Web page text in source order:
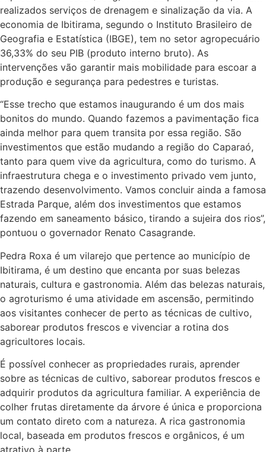
realizados serviços de drenagem e sinalização da via. A
economia de Ibitirama, segundo o Instituto Brasileiro de
Geografia e Estatística (IBGE), tem no setor agropecuário
36,33% do seu PIB (produto interno bruto). As
intervenções vão garantir mais mobilidade para escoar a
produção e segurança para pedestres e turistas.
“Esse trecho que estamos inaugurando é um dos mais
bonitos do mundo. Quando fazemos a pavimentação fica
ainda melhor para quem transita por essa região. São
investimentos que estão mudando a região do Caparaó,
tanto para quem vive da agricultura, como do turismo. A
infraestrutura chega e o investimento privado vem junto,
trazendo desenvolvimento. Vamos concluir ainda a famosa
Estrada Parque, além dos investimentos que estamos
fazendo em saneamento básico, tirando a sujeira dos rios”,
pontuou o governador Renato Casagrande.
Pedra Roxa é um vilarejo que pertence ao município de
Ibitirama, é um destino que encanta por suas belezas
naturais, cultura e gastronomia. Além das belezas naturais,
o agroturismo é uma atividade em ascensão, permitindo
aos visitantes conhecer de perto as técnicas de cultivo,
saborear produtos frescos e vivenciar a rotina dos
agricultores locais.
É possível conhecer as propriedades rurais, aprender
sobre as técnicas de cultivo, saborear produtos frescos e
adquirir produtos da agricultura familiar. A experiência de
colher frutas diretamente da árvore é única e proporciona
um contato direto com a natureza. A rica gastronomia
local, baseada em produtos frescos e orgânicos, é um
atrativo à parte.